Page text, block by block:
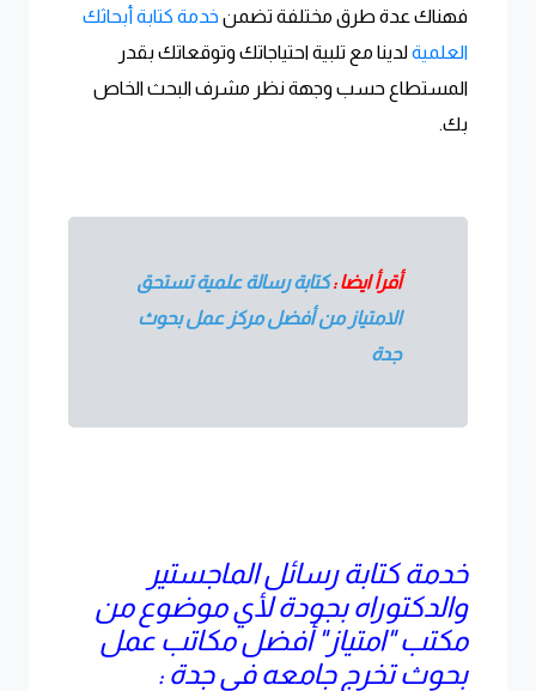
فهناك عدة طرق مختلفة تضمن خدمة كتابة أبحاثك
العلميةلدينا مع تلبية احتياجاتك وتوقعاتك بقدر
المستطاع حسب وجهة نظر مشرف البحث الخاص
بك.
أقرأ ايضا :كتابة رسالة علمية تستحق
الامتياز من أفضل مركز عمل بحوث
جدة
خدمة كتابة رسائل الماجستير
والدكتوراه بجودة لأي موضوع من
مكتب "امتياز" أفضل مكاتب عمل
بحوث تخرج جامعه في جدة :